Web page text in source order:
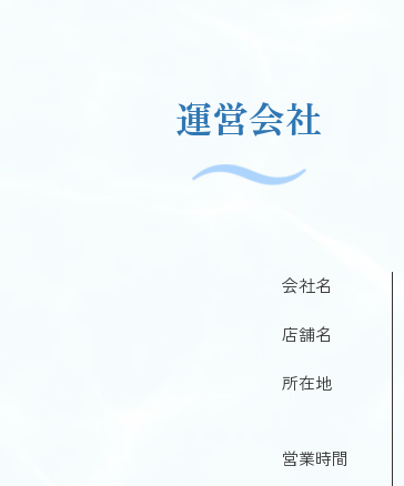
運営会社
会社名
店舗名
所在地
営業時間